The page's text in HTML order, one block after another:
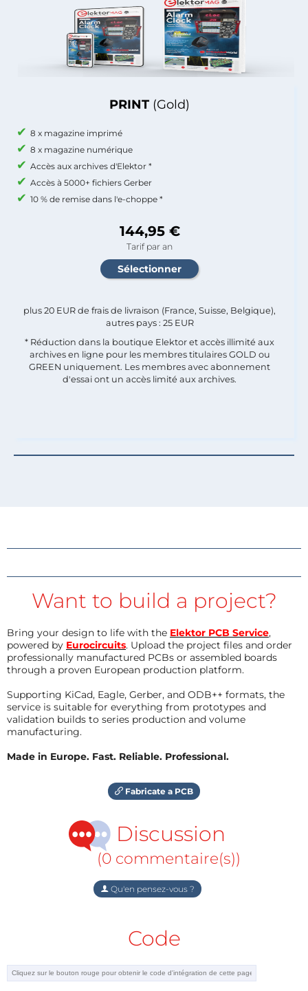
PRINT (Gold)
8 x magazine imprimé
8 x magazine numérique
Accès aux archives d'Elektor *
Accès à 5000+ fichiers Gerber
10 % de remise dans l'e-choppe *
144,95 €
Tarif par an
plus 20 EUR de frais de livraison (France, Suisse, Belgique),
autres pays : 25 EUR
* Réduction dans la boutique Elektor et accès illimité aux
archives en ligne pour les membres titulaires GOLD ou
GREEN uniquement. Les membres avec abonnement
d'essai ont un accès limité aux archives.
Want to build a project?
Bring your design to life with the Elektor PCB Service,
powered by Eurocircuits. Upload the project files and order
professionally manufactured PCBs or assembled boards
through a proven European production platform.
Supporting KiCad, Eagle, Gerber, and ODB++ formats, the
service is suitable for everything from prototypes and
validation builds to series production and volume
manufacturing.
Made in Europe. Fast. Reliable. Professional.
Fabricate a PCB
Discussion
(0 commentaire(s))
Qu'en pensez-vous ?
Code